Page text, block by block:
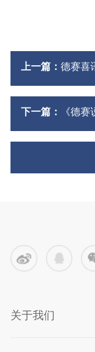
上一篇： 德赛喜
下一篇： 《德
关于我们